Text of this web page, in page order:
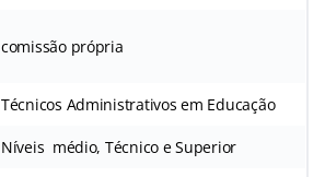
comissão própria
Técnicos Administrativos em Educação
Níveis médio, Técnico e Superior